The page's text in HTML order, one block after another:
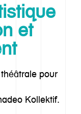
et
pour
Kollektif.